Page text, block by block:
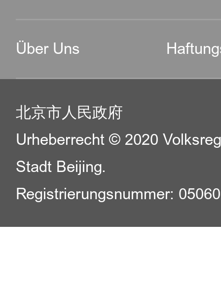
Über Uns
北京市人民政府
Urheberrecht © 2020
Stadt Beijing.
Registrierungsnummer: